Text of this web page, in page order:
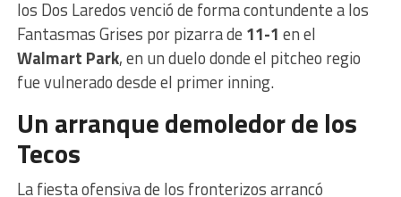
los Dos Laredos venció de forma contundente a los
Fantasmas Grises por pizarra de 11-1 en el
Walmart Park, en un duelo donde el pitcheo regio
fue vulnerado desde el primer inning.
Un arranque demoledor de los
Tecos
La fiesta ofensiva de los fronterizos arrancó